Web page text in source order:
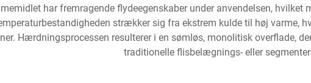
har fremragende flydeegenskaber under anvendelsen,
strækker sig fra ekstrem kulde til høj varme,
Hærdningsprocessen resulterer i en sømløs, monolitisk overflade,
traditionelle flisbelægnings- eller